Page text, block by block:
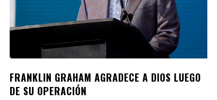
FRANKLIN GRAHAM AGRADECE A DIOS LUEGO
DE SU OPERACIÓN